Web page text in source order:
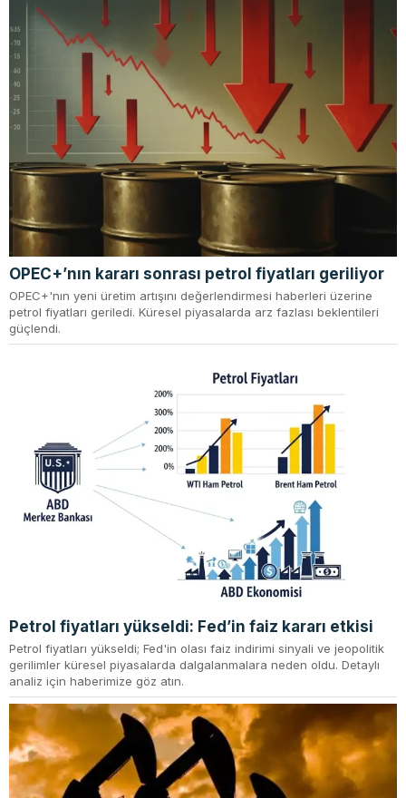
OPEC+’nın kararı sonrası petrol fiyatları geriliyor
OPEC+'nın yeni üretim artışını değerlendirmesi haberleri üzerine
petrol fiyatları geriledi. Küresel piyasalarda arz fazlası beklentileri
güçlendi.
Petrol fiyatları yükseldi: Fed’in faiz kararı etkisi
Petrol fiyatları yükseldi; Fed'in olası faiz indirimi sinyali ve jeopolitik
gerilimler küresel piyasalarda dalgalanmalara neden oldu. Detaylı
analiz için haberimize göz atın.